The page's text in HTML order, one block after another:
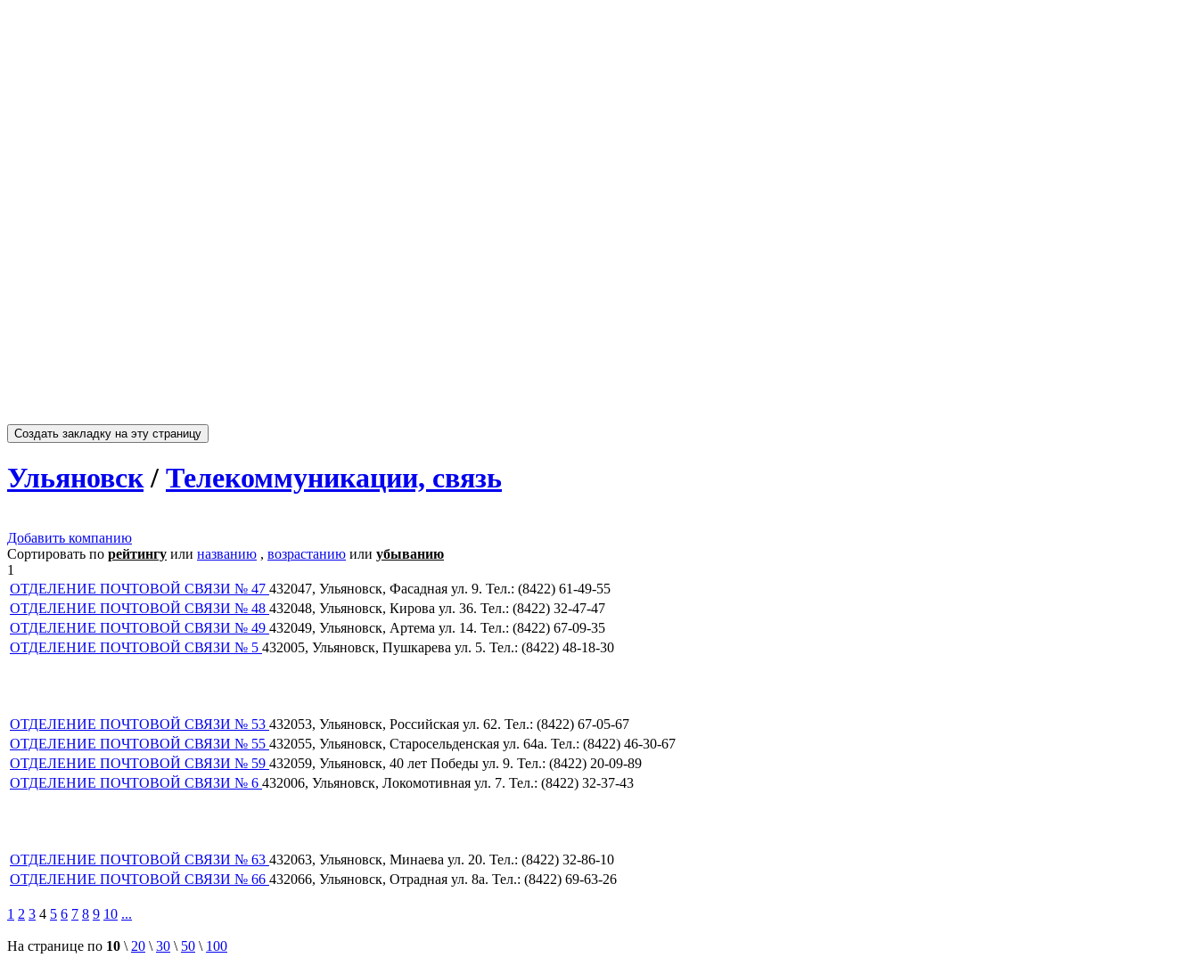
Ульяновск/ Телекоммуникации, связь
Добавить компанию
Сортировать по рейтингу или названию , возрастанию или убыванию
1
ОТДЕЛЕНИЕ ПОЧТОВОЙ СВЯЗИ № 47 432047, Ульяновск, Фасадная ул. 9. Тел.: (8422) 61-49-55
ОТДЕЛЕНИЕ ПОЧТОВОЙ СВЯЗИ № 48 432048, Ульяновск, Кирова ул. 36. Тел.: (8422) 32-47-47
ОТДЕЛЕНИЕ ПОЧТОВОЙ СВЯЗИ № 49 432049, Ульяновск, Артема ул. 14. Тел.: (8422) 67-09-35
ОТДЕЛЕНИЕ ПОЧТОВОЙ СВЯЗИ № 5 432005, Ульяновск, Пушкарева ул. 5. Тел.: (8422) 48-18-30
ОТДЕЛЕНИЕ ПОЧТОВОЙ СВЯЗИ № 53 432053, Ульяновск, Российская ул. 62. Тел.: (8422) 67-05-67
ОТДЕЛЕНИЕ ПОЧТОВОЙ СВЯЗИ № 55 432055, Ульяновск, Старосельденская ул. 64а. Тел.: (8422) 46-30-67
ОТДЕЛЕНИЕ ПОЧТОВОЙ СВЯЗИ № 59 432059, Ульяновск, 40 лет Победы ул. 9. Тел.: (8422) 20-09-89
ОТДЕЛЕНИЕ ПОЧТОВОЙ СВЯЗИ № 6 432006, Ульяновск, Локомотивная ул. 7. Тел.: (8422) 32-37-43
ОТДЕЛЕНИЕ ПОЧТОВОЙ СВЯЗИ № 63 432063, Ульяновск, Минаева ул. 20. Тел.: (8422) 32-86-10
ОТДЕЛЕНИЕ ПОЧТОВОЙ СВЯЗИ № 66 432066, Ульяновск, Отрадная ул. 8а. Тел.: (8422) 69-63-26
1 2 3 4 5 6 7 8 9 10 ...
На странице по 10 \ 20 \ 30 \ 50 \ 100